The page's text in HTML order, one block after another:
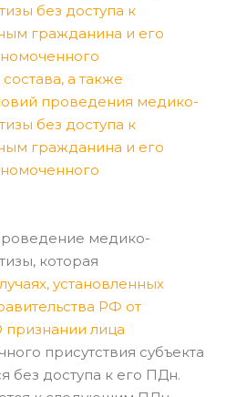
без доступа к
гражданина и его
а также
проведения медико-
без доступа к
гражданина и его
медико-
которая
установленных
РФ от
лица
присутствия субъекта
без доступа к его ПДн.